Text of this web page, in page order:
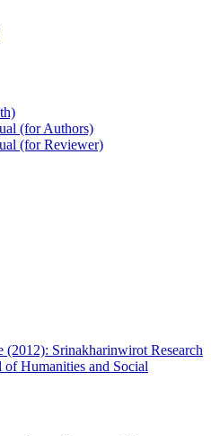
(for Authors)
(for Reviewer)
(2012): Srinakharinwirot Research
Humanities and Social